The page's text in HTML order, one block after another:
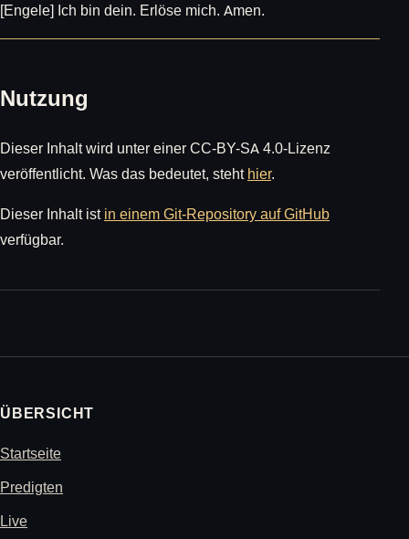
[Engele] Ich bin dein. Erlöse mich. Amen.
Nutzung
Dieser Inhalt wird unter einer CC-BY-SA 4.0-Lizenz
veröffentlicht. Was das bedeutet, stehthier.
Dieser Inhalt istin einem Git-Repository auf GitHub
verfügbar.
ÜBERSICHT
Startseite
Predigten
Live